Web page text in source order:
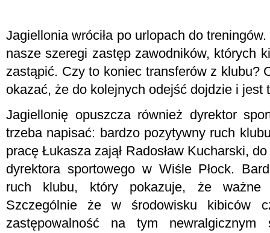
Jagiellonia wróciła po urlopach do
nasze szeregi zastęp zawodników, których
zastąpić. Czy to koniec transferów z klubu?
okazać, że do kolejnych odejść dojdzie i jest
Jagiellonię opuszcza również dyrektor
trzeba napisać: bardzo pozytywny ruch
pracę Łukasza zajął Radosław Kucharski,
dyrektora sportowego w Wiśle Płock.
ruch klubu, który pokazuje, że ważne
Szczególnie że w środowisku kibiców
zastępowalność na tym newralgicznym